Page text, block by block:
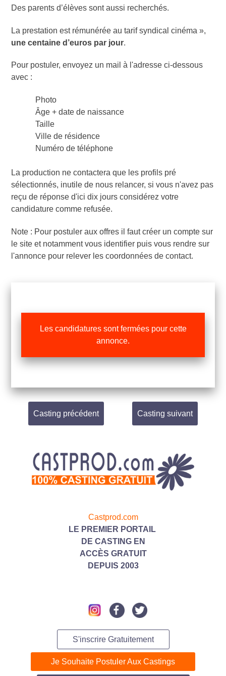
Des parents d’élèves sont aussi recherchés.
La prestation est rémunérée au tarif syndical cinéma »,
une centaine d’euros par jour.
Pour postuler, envoyez un mail à l'adresse ci-dessous
avec :
Photo
Âge + date de naissance
Taille
Ville de résidence
Numéro de téléphone
La production ne contactera que les profils pré
sélectionnés, inutile de nous relancer, si vous n'avez pas
reçu de réponse d'ici dix jours considérez votre
candidature comme refusée.
Note : Pour postuler aux offres il faut créer un compte sur
le site et notamment vous identifier puis vous rendre sur
l'annonce pour relever les coordonnées de contact.
Les candidatures sont fermées pour cette
annonce.
Casting précédent Casting suivant
Castprod.com
LE PREMIER PORTAIL
DE CASTING EN
ACC ÈS GRATUIT
DEPUIS 2003
S'inscrire Gratuitement
Je Souhaite Postuler Aux Castings